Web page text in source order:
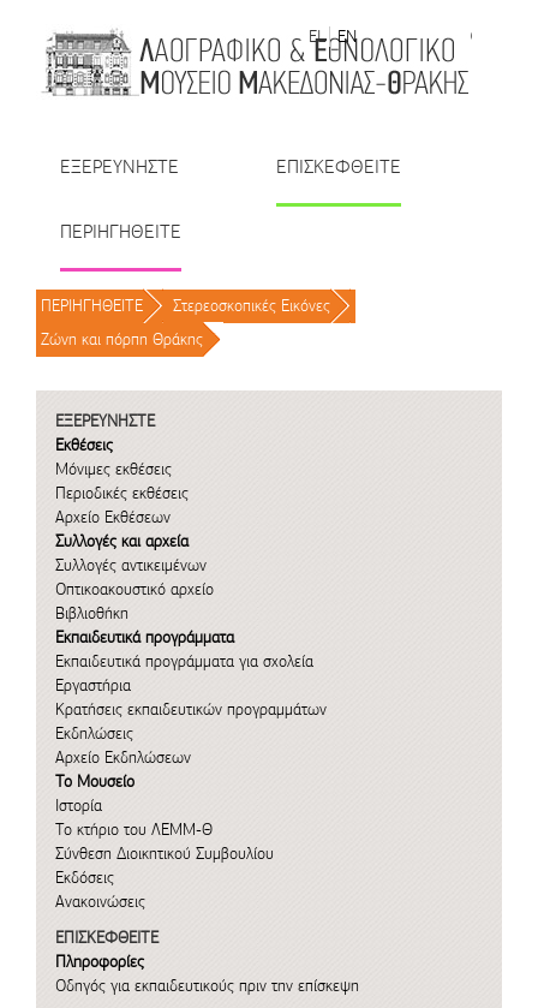
EL
EN | TR | BU | RO
ΕΞΕΡΕΥΝΗΣΤΕ ΕΠΙΣΚΕΦΘΕΙΤΕ
ΠΕΡΙΗΓΗΘΕΙΤΕ
ΠΕΡΙΗΓΗΘΕΙΤΕ / Στερεοσκοπικές Εικόνες /
Ζώνη και πόρπη Θράκης /
ΕΞΕΡΕΥΝΗΣΤΕ
Εκθέσεις
Μόνιμες εκθέσεις
Περιοδικές εκθέσεις
Αρχείο Εκθέσεων
Συλλογές και αρχεία
Συλλογές αντικειμένων
Οπτικοακουστικό αρχείο
Βιβλιοθήκη
Εκπαιδευτικά προγράμματα
Εκπαιδευτικά προγράμματα για σχολεία
Εργαστήρια
Κρατήσεις εκπαιδευτικών προγραμμάτων
Εκδηλώσεις
Αρχείο Εκδηλώσεων
Το Μουσείο
Ιστορία
Το κτήριο του ΛΕΜΜ-Θ
Σύνθεση Διοικητικού Συμβουλίου
Εκδόσεις
Ανακοινώσεις
ΕΠΙΣΚΕΦΘΕΙΤΕ
Πληροφορίες
Οδηγός για εκπαιδευτικούς πριν την επίσκεψη